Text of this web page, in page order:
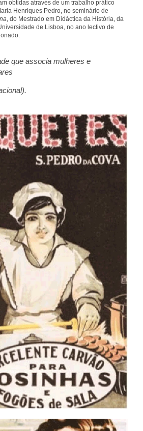
obtidas através de um trabalho prático
Henriques Pedro, no seminário de
, do Mestrado em Didáctica da História, da
de Lisboa, no ano lectivo de
que associa mulheres e